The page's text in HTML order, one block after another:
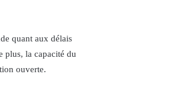
quant aux délais
plus, la capacité du
ouverte.